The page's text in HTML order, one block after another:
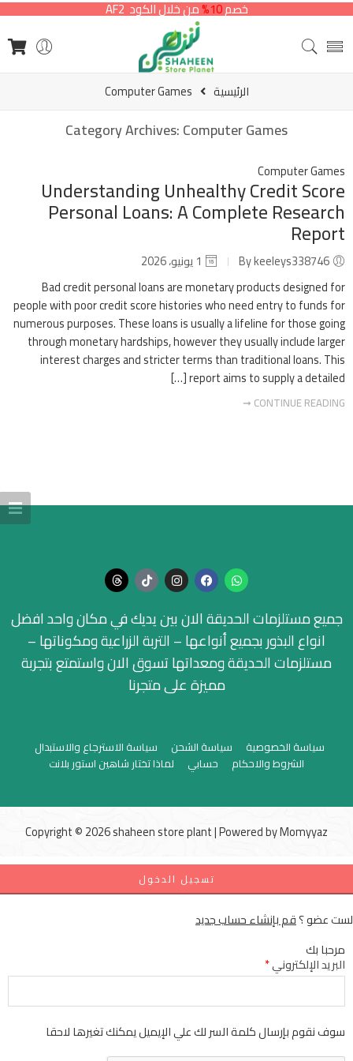
خصم10% من خلال الكود AF2
الرئيسية Computer Games
Category Archives:Computer Games
Computer Games
Understanding Unhealthy Credit Score
Personal Loans: A Complete Research
Report
Bad credit personal loans are monetary products designed for
people with poor credit score histories who need entry to funds for
numerous purposes. These loans is usually a lifeline for those going
through monetary hardships, however they usually include larger
interest charges and stricter terms than traditional loans. This
report aims to supply a detailed […]
CONTINUE READING ➞
جميع مستلزمات الحديقة الان بين يديك في مكان واحد افضل
انواع البذور بجميع أنواعها – التربة الزراعية ومكوناتها –
مستلزمات الحديقة ومعداتها تسوق الان واستمتع بتجربة
مميزة على متجرنا
سياسة الخصوصية سياسة الشحن
سياسة الاسترجاع والاستبدال
الشروط والاحكام
حسابي لماذا تختار شاهين استور بلانت
Copyright © 2026 shaheen store plant | Powered byMomyyaz
تسجيل الدخول
لست عضو ؟قم بإنشاء حساب جديد
مرحبا بك
البريد الإلكتروني*
سوف نقوم بإرسال كلمة السر لك علي الإيميل يمكنك تغيرها لاحقا